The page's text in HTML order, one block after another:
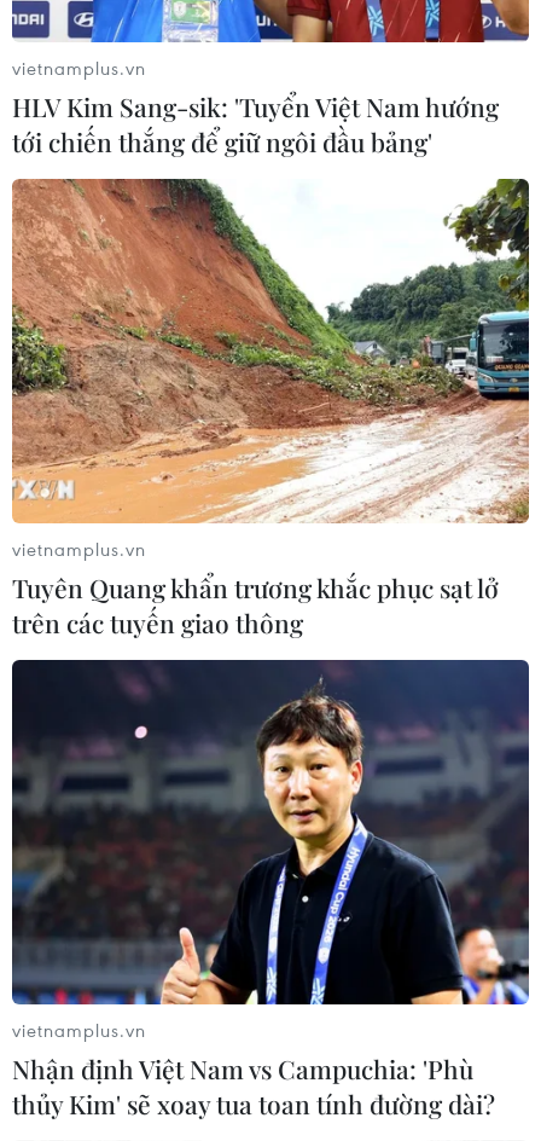
Xử phạt chủ page "Hà Nội phố"
đăng tin sai về dịch
11/05/2021 01:04
Hà Nội đã quyết định xử phạt vi phạm hành chính đối
với Trần Văn Duy, chủ tài khoản Facebook có tên “Hà
Nội Phố,” do có hành vi "cung cấp thông tin sai sự thật".
Thực hư thông tin có 14 ca dương tính tại
Bệnh viện Đa khoa Thái Bình
Sở Y tế tỉnh Thái Bình đã tiến hành xác minh 14 trường
hợp như thông tin trên mạng xã hội là các F1 từ Bệnh
viện Đa khoa tỉnh Thái Bình chuyển đến cách ly tại Bệnh
viện Phổi Thái Bình từ ngày 8/5.
vietnamplus.vn
HLV Kim Sang-sik: 'Tuyển Việt Nam hướng
tới chiến thắng để giữ ngôi đầu bảng'
vietnamplus.vn
Tuyên Quang khẩn trương khắc phục sạt lở
trên các tuyến giao thông
vietnamplus.vn
Nhận định Việt Nam vs Campuchia: 'Phù
thủy Kim' sẽ xoay tua toan tính đường dài?